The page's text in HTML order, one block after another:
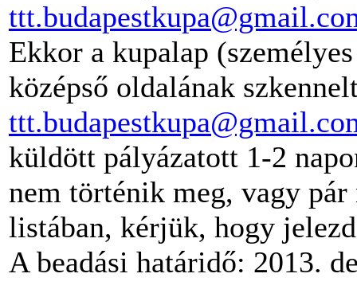
Ekkor a kupalap
középső oldalának
küldött pályázatott 1-2
nem történik meg, vagy pár
listában, kérjük, hogy
A beadási határidő: 2013.